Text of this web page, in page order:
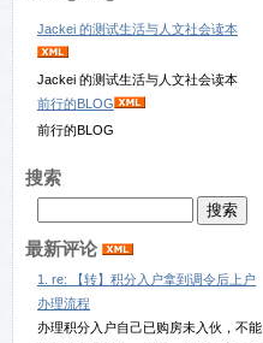
Jackei 的测试生活与人文社会读本
Jackei 的测试生活与人文社会读本
前行的BLOG
前行的BLOG
搜索
最新评论
1. re: 【转】积分入户拿到调令后上户
办理流程
办理积分入户自己已购房未入伙，不能